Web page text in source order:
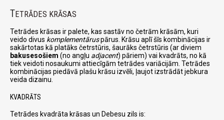
TETRĀDES KRĀSAS
Tetrādes krāsas ir palete, kas sastāv no četrām krāsām, kuri
veido divus komplementāruspārus. Krāsu aplī šīs kombinācijas ir
sakārtotas kā platāks četrstūris, šaurāks četrstūris (ar diviem
bakusesošiem (no angļu adjacent) pāriem) vai kvadrāts, no kā
tiek veidoti nosaukumi attiecīgām tetrādes variācijām. Tetrādes
kombinācijas piedāvā plašu krāsu izvēli, ļaujot izstrādāt jebkura
veida dizainu.
KVADRĀTS
Tetrādes kvadrāta krāsas un Debesu zils is: